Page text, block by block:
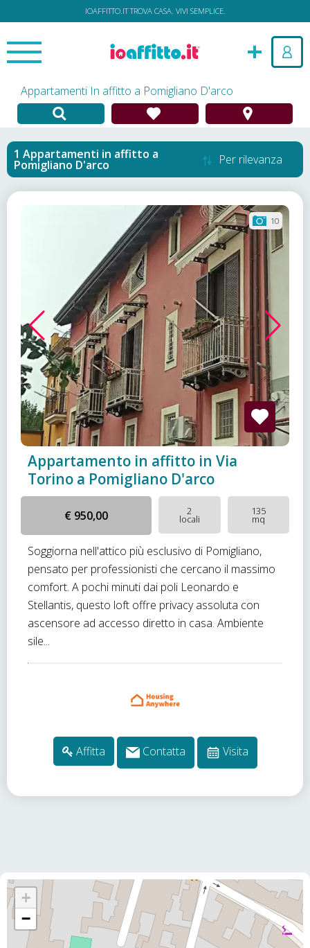
IOAFFITTO.IT TROVA CASA. VIVI SEMPLICE.
Appartamenti In affitto a Pomigliano D'arco
Appartamenti in affitto a
Pomigliano D'arco Per rilevanza
10
Appartamento in affitto in Via
Torino a Pomigliano D'arco
€ 950,00 2
locali
135
mq
Soggiorna nell'attico più esclusivo di Pomigliano,
pensato per professionisti che cercano il massimo
comfort. A pochi minuti dai poli Leonardo e
Stellantis, questo loft offre privacy assoluta con
ascensore ad accesso diretto in casa. Ambiente
sile...
Affitta Contatta Visita
+
−